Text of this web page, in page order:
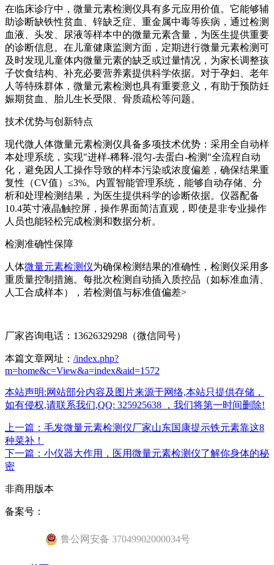
在临床诊疗中，微量元素检测仪具有多元应用价值。它能够辅
助诊断缺铁性贫血、锌缺乏症、重金属中毒等疾病，通过检测
血液、头发、尿液等样本中的微量元素含量，为医生提供重要
的诊断信息。在儿童健康监测方面，定期进行微量元素检测可
及时发现儿童体内微量元素的缺乏或过量情况，为家长调整孩
子饮食结构、补充必要营养素提供科学依据。对于孕妇、老年
人等特殊群体，微量元素检测也具有重要意义，有助于预防妊
娠期贫血、胎儿生长受限、骨质疏松等问题。
技术优势与创新特点
现代微人体微量元素检测仪具备多项技术优势：采用全自动样
本处理系统，实现"进样-稀释-混匀-去蛋白-检测"全流程自动
化，避免因人工操作导致的样本污染或浓度偏差，确保结果重
复性（CV值）≤3%。内置智能管理系统，能够自动存储、分
析和处理检测结果，为医生提供科学的诊断依据。仪器配备
10.4英寸液晶触控屏，操作界面简洁直观，即使是非专业操作
人员也能轻松完成检测和数据分析。
检测准确性保障
人体微量元素检测仪为确保检测结果的准确性，检测仪采用多
重质量控制措施。每批次检测自动插入质控品（如标准血清、
人工合成样本），若检测值与标准值偏差>
厂家咨询电话：13626329298（微信同号）
本篇文章网址： /index.php?
m=home&c=View&a=index&aid=1572
本站声明:网站部分内容及图片来源于网络,本站只提供存储，
如有侵权,请联系我们,QQ: 325925638 ，我们将第一时间删除!
上一篇：毛发微量元素检测仪厂家山东国康提示铁元素靠这8
种菜补！
下一篇：小仪器大作用，医用微量元素检测仪了解你身体的秘
密
非商用版本
备案号：
鲁公网安备 37049902000034号